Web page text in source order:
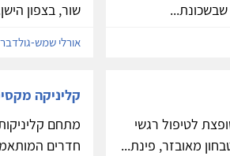
שבשכונת...
שור, בצפון
אורלי שמש-
לטיפול רגשי
מאובזר, פינת...
קליניקה
מתחם
חדרים